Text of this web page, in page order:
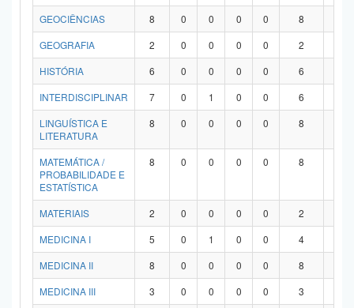
GEOCIÊNCIAS
8 0 0 0 0 8
GEOGRAFIA
2 0 0 0 0 2
HISTÓRIA
6 0 0 0 0 6
INTERDISCIPLINAR
7 0 1 0 0 6
LINGUÍSTICA E
LITERATURA
8 0 0 0 0 8
MATEMÁTICA /
PROBABILIDADE E
ESTATÍSTICA
8 0 0 0 0 8
MATERIAIS 2 0 0 0 0 2
MEDICINA I
5 0 1 0 0 4
MEDICINA II
8 0 0 0 0 8
MEDICINA III
3 0 0 0 0 3